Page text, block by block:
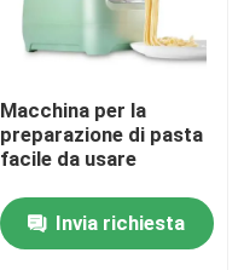
Macchina per la
preparazione di pasta
facile da usare
Invia richiesta